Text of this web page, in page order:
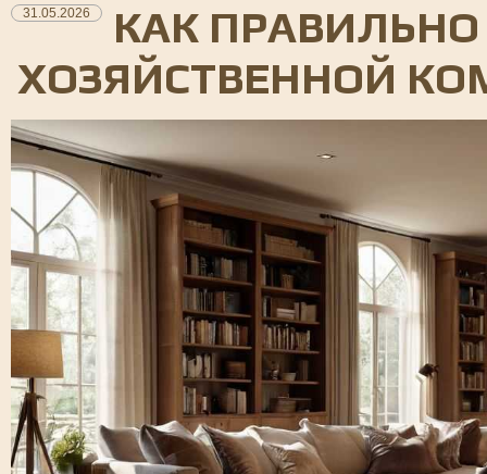
31.05.2026
КАК
ХОЗЯЙСТВЕННОЙ